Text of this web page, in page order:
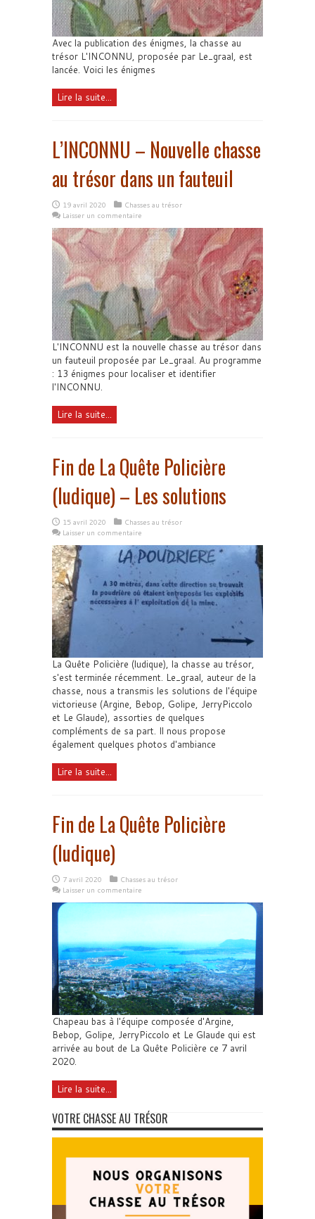
Avec la publication des énigmes, la chasse au
trésor L'INCONNU, proposée par Le_graal, est
lancée. Voici les énigmes
Lire la suite...
L’INCONNU – Nouvelle chasse
au trésor dans un fauteuil
19 avril 2020
Chasses au trésor
Laisser un commentaire
L'INCONNU est la nouvelle chasse au trésor dans
un fauteuil proposée par Le_graal. Au programme
: 13 énigmes pour localiser et identifier
l'INCONNU.
Lire la suite...
Fin de La Quête Policière
(ludique) – Les solutions
15 avril 2020
Chasses au trésor
Laisser un commentaire
La Quête Policière (ludique), la chasse au trésor,
s'est terminée récemment. Le_graal, auteur de la
chasse, nous a transmis les solutions de l'équipe
victorieuse (Argine, Bebop, Golipe, JerryPiccolo
et Le Glaude), assorties de quelques
compléments de sa part. Il nous propose
également quelques photos d'ambiance
Lire la suite...
Fin de La Quête Policière
(ludique)
7 avril 2020
Chasses au trésor
Laisser un commentaire
Chapeau bas à l'équipe composée d'Argine,
Bebop, Golipe, JerryPiccolo et Le Glaude qui est
arrivée au bout de La Quête Policière ce 7 avril
2020.
Lire la suite...
VOTRE CHASSE AU TRÉSOR